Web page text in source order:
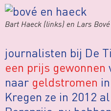
Bart Haeck (links) en Lars Bové
journalisten bij De
een prijs gewonnen
naar geldstromen
Kregen ze in 2012